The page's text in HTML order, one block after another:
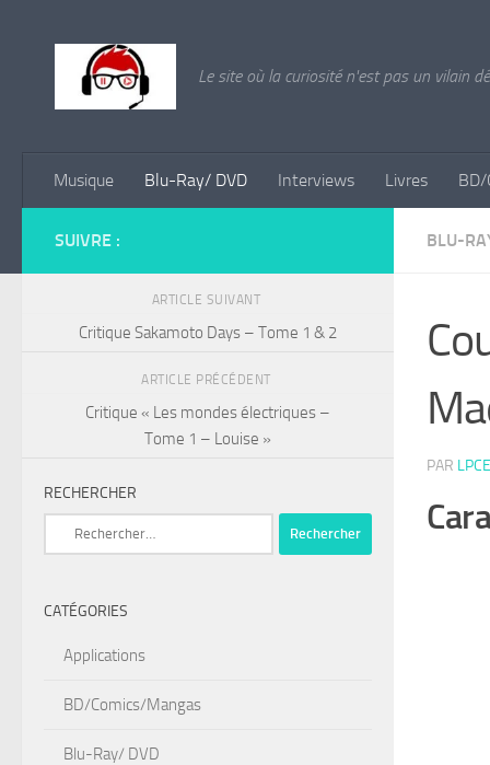
Le site où la curiosité n'est pas un vilain
Musique Blu-Ray/ DVD Interviews Livres
BLU-
PAR
SUIVRE :
ARTICLE SUIVANT
Critique Sakamoto Days – Tome 1 & 2
ARTICLE PRÉCÉDENT
Critique « Les mondes électriques –
Tome 1 – Louise »
RECHERCHER
Rechercher :
CATÉGORIES
Applications
BD/Comics/Mangas
Blu-Ray/ DVD